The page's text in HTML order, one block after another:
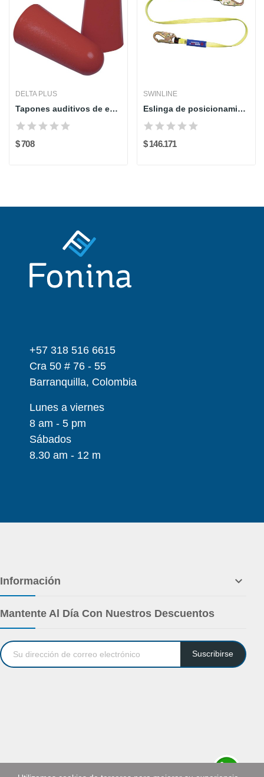
DELTA PLUS
Tapones auditivos de espuma x1 par (36-39 dB)...
$ 708
SWINLINE
Eslinga de posicionamiento regulable en cinta...
$ 146.171
+57 318 516 6615
Cra 50 # 76 - 55
Barranquilla, Colombia
Lunes a viernes
8 am - 5 pm
Sábados
8.30 am - 12 m
Información 
Mantente Al Día Con Nuestros Descuentos
Suscribirse